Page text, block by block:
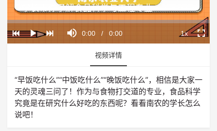
Video
Play
Current
Time
0:00 / Duration
0:00
Loaded:
0%
Progress:
0%
Playback
Rate
1x
学长带你了解食品科学与工程专业
视频详情
“早饭吃什么”“中饭吃什么”“晚饭吃什么”，相信是大家一
天的灵魂三问了！作为与食物打交道的专业，食品科学
究竟是在研究什么好吃的东西呢？看看南农的学长怎么
说吧！